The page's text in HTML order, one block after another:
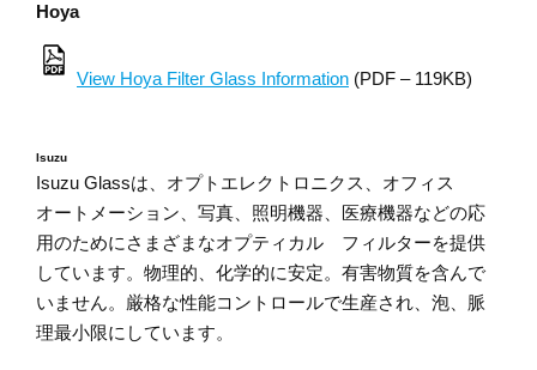
Hoya
View Hoya Filter Glass Information (PDF – 119KB)
Isuzu
Isuzu Glassは、オプトエレクトロニクス、オフィス
オートメーション、写真、照明機器、医療機器などの応
用のためにさまざまなオプティカル フィルターを提供
しています。物理的、化学的に安定。有害物質を含んで
いません。厳格な性能コントロールで生産され、泡、脈
理最小限にしています。